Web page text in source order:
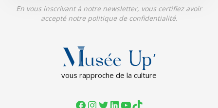
En vous inscrivant à notre newsletter, vous certifiez avoir
accepté notre politique de confidentialité.
vous rapproche de la culture